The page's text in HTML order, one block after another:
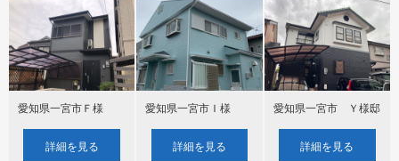
愛知県一宮市Ｆ様
詳細を見る
愛知県一宮市Ｉ様
詳細を見る
愛知県一宮市 Ｙ様邸
詳細を見る